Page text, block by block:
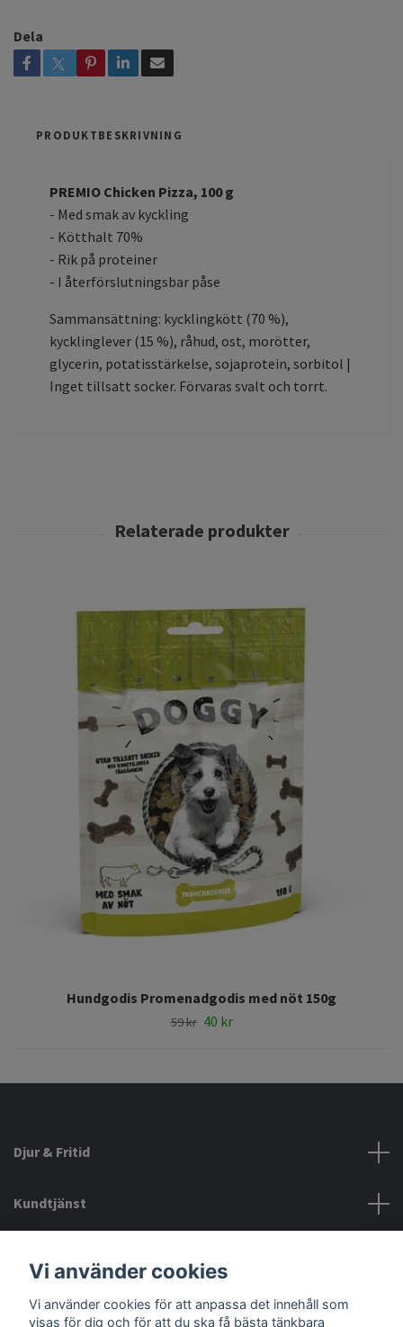
Dela
PRODUKTBESKRIVNING
PREMIO Chicken Pizza, 100 g
- Med smak av kyckling
- Kötthalt 70%
- Rik på proteiner
- I återförslutningsbar påse
Sammansättning: kycklingkött (70 %),
kycklinglever (15 %), råhud, ost, morötter,
glycerin, potatisstärkelse, sojaprotein, sorbitol |
Inget tillsatt socker. Förvaras svalt och torrt.
Hundgodis Promenadgodis med nöt 150g
59 kr 40 kr
Djur & Fritid
Kundtjänst
Sociala medier
Vi använder cookies
Vi använder cookies för att anpassa det innehåll som
visas för dig och för att du ska få bästa tänkbara